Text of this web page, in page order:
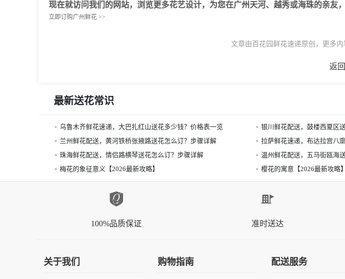
现在就访问我们的网站，浏览更多花艺设计，为您在广州天河、越秀或海珠的亲友
立即订购广州鲜花 >>
文章由百花园鲜花速递原创，更多内
返回
最新送花常识
乌鲁木齐鲜花速递，大巴扎红山送花多少钱？价格表一览 银川鲜花配送，鼓楼西夏区
兰州鲜花配送，黄河铁桥张掖路送花怎么订？步骤详解
拉萨鲜花速递，布达拉宫八
珠海鲜花配送，情侣路横琴送花怎么订？步骤详解
温州鲜花配送，五马街瓯海
梅花的象征意义【2026最新攻略】
樱花的寓意【2026最新攻略】
100%品质保证 准时送达
关于我们 购物指南 配送服务